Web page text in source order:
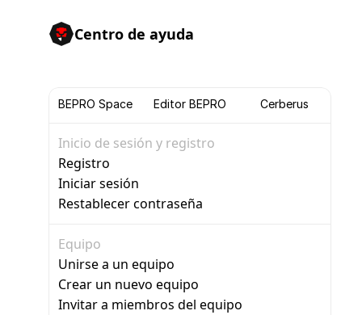
Centro de ayuda
BEPRO Space Editor BEPRO Cerberus
Inicio de sesión y registro
Registro
Iniciar sesión
Restablecer contraseña
Equipo
Unirse a un equipo
Crear un nuevo equipo
Invitar a miembros del equipo